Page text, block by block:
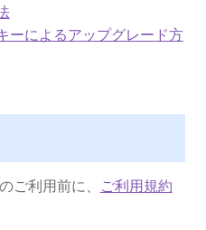
ーによるアップグレード方
ご利用前に、
ご利用規約